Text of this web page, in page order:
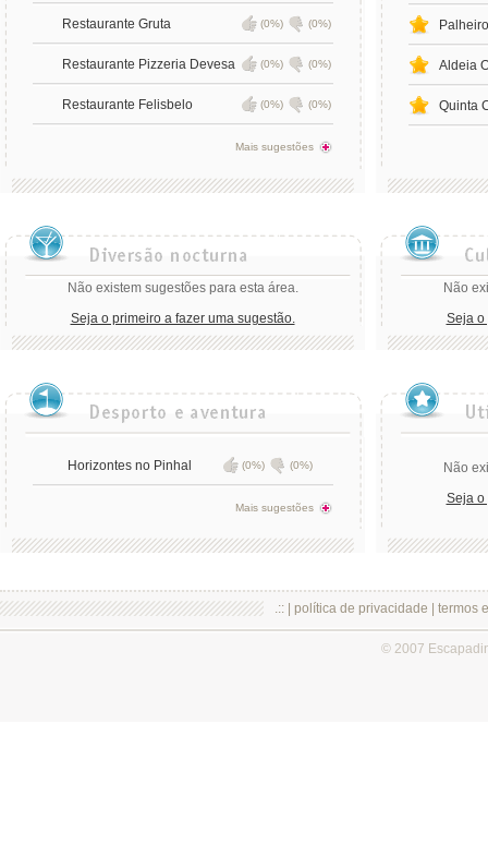
Restaurante Gruta (0%) (0%)
Restaurante Pizzeria Devesa (0%) (0%)
Restaurante Felisbelo (0%) (0%)
Mais sugestões
Aldeia
Quinta
Não existem sugestões para esta área.
Seja o primeiro a fazer uma sugestão.
Não
Seja o
Horizontes no Pinhal (0%) (0%)
Mais sugestões
Não
Seja o
.:: | política de privacidade termos
© 2007